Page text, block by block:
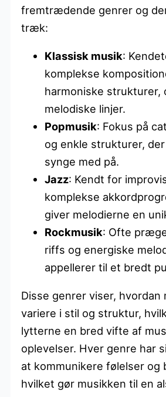
fremtrædende genrer og
træk:
Klassisk musik:
komplekse
harmoniske strukturer,
melodiske linjer.
Popmusik: Fokus på
og enkle strukturer,
synge med på.
Jazz: Kendt for
komplekse
giver melodierne en
Rockmusik: Ofte
riffs og energiske
appellerer til et bredt
Disse genrer viser, hvordan
variere i stil og struktur,
lytterne en bred vifte af
oplevelser. Hver genre har
at kommunikere følelser og
hvilket gør musikken til en